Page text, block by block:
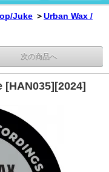
Juke ＞Urban Wax /
次の商品へ